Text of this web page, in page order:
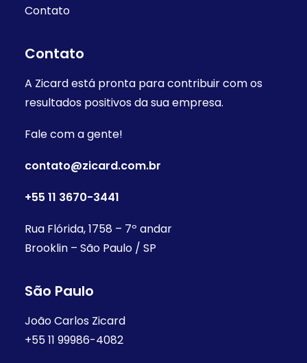
Contato
Contato
A Zicard está pronta para contribuir com os
resultados positivos da sua empresa.
Fale com a gente!
contato@zicard.com.br
+55 11 3670-3441
Rua Flórida, 1758 – 7º andar
Brooklin – São Paulo / SP
São Paulo
João Carlos Zicard
+55 11 99986-4082